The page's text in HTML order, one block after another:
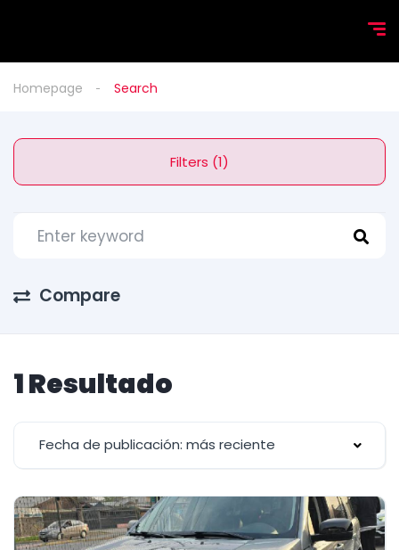
Homepage Search
Filters (1)
Compare
1 Resultado
Fecha de publicación: más reciente